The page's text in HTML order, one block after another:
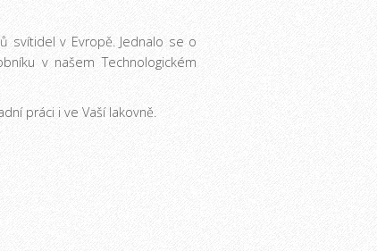
svítidel v Evropě. Jednalo se o
v našem Technologickém
práci i ve Vaší lakovně.